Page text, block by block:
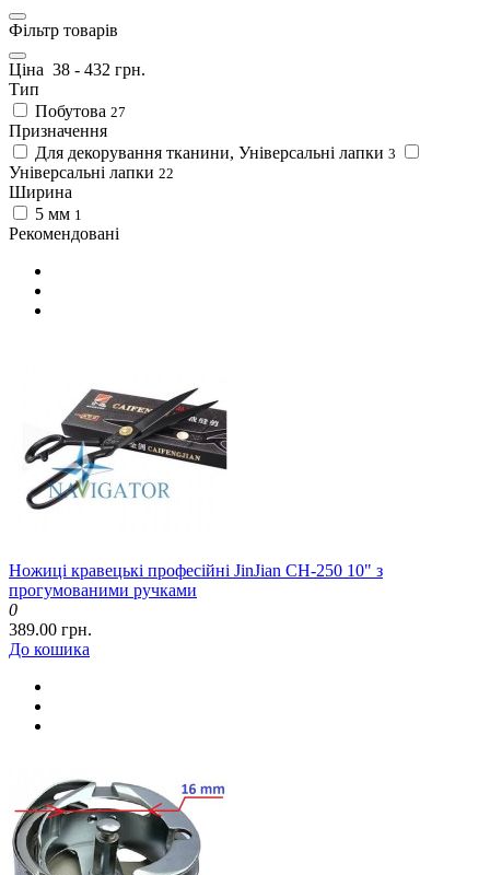
Фільтр товарів
Ціна 38 - 432 грн.
Тип
Побутова 27
Призначення
Для декорування тканини, Універсальні лапки 3
Універсальні лапки 22
Ширина
5 мм 1
Рекомендовані
Ножиці кравецькі професійні JinJian CH-250 10" з
прогумованими ручками
0
389.00 грн.
До кошика